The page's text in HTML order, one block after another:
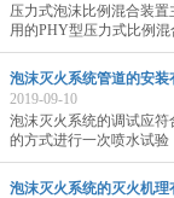
压力式泡沫比例混合装
用的PHY型压力式比例混
泡沫灭火系统管道的安装
2019-09-10
泡沫灭火系统的调试应
的方式进行一次喷水试验
泡沫灭火系统的灭火机理